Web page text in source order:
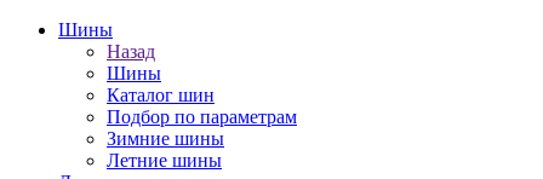
Шины
Назад
Шины
Каталог шин
Подбор по параметрам
Зимние шины
Летние шины